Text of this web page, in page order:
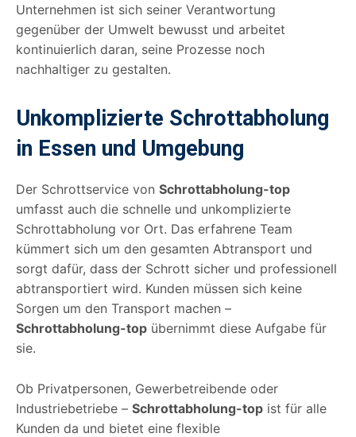
Unternehmen ist sich seiner Verantwortung
gegenüber der Umwelt bewusst und arbeitet
kontinuierlich daran, seine Prozesse noch
nachhaltiger zu gestalten.
Unkomplizierte Schrottabholung
in Essen und Umgebung
Der Schrottservice von Schrottabholung-top
umfasst auch die schnelle und unkomplizierte
Schrottabholung vor Ort. Das erfahrene Team
kümmert sich um den gesamten Abtransport und
sorgt dafür, dass der Schrott sicher und professionell
abtransportiert wird. Kunden müssen sich keine
Sorgen um den Transport machen –
Schrottabholung-top übernimmt diese Aufgabe für
sie.
Ob Privatpersonen, Gewerbetreibende oder
Industriebetriebe – Schrottabholung-top ist für alle
Kunden da und bietet eine flexible